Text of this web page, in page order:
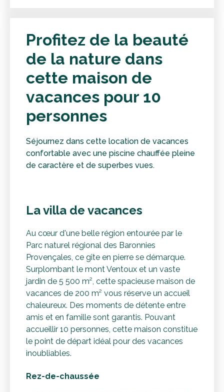
Profitez de la beauté
de la nature dans
cette maison de
vacances pour 10
personnes
Séjournez dans cette location de vacances
confortable avec une piscine chauffée pleine
de caractère et de superbes vues.
La villa de vacances
Au cœur d'une belle région entourée par le
Parc naturel régional des Baronnies
Provençales, ce gîte en pierre se démarque.
Surplombant le mont Ventoux et un vaste
jardin de 5 500 m², cette spacieuse maison de
vacances de 200 m² vous réserve un accueil
chaleureux. Des moments de détente entre
amis et en famille sont garantis. Pouvant
accueillir 10 personnes, cette maison constitue
le point de départ idéal pour des vacances
inoubliables.
Rez-de-chaussée